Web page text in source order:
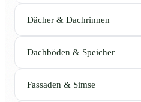
Dächer & Dachrinnen
Dachböden & Speicher
Fassaden & Simse